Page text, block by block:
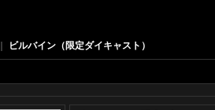
ビルバイン（限定ダイキャスト）